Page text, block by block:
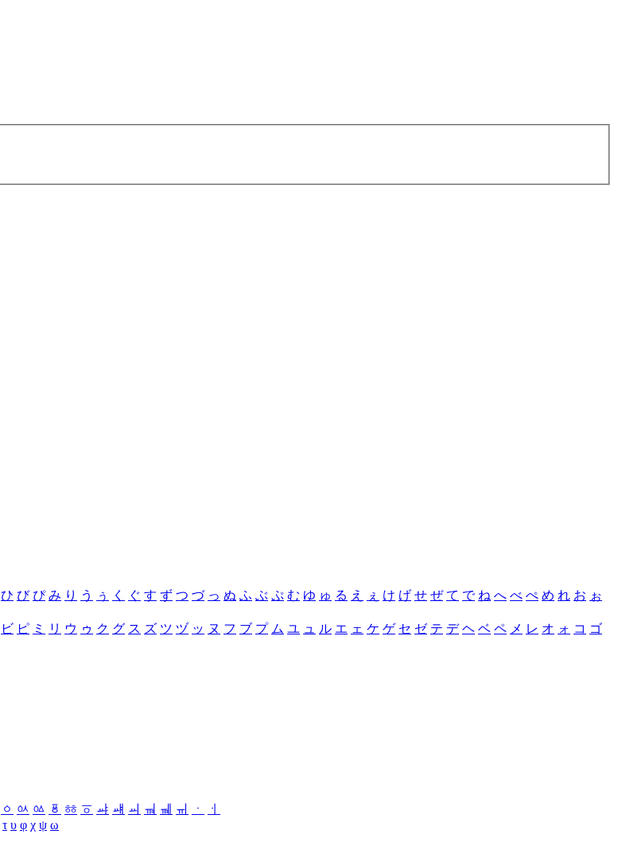
ひ び ぴ み り う ぅ く ぐ す ず つ づ っ ぬ ふ ぶ ぷ む ゆ ゅ る え ぇ け げ せ ぜ て で ね へ べ ぺ め れ お ぉ
ビ ピ ミ リ ウ ゥ ク グ ス ズ ツ ヅ ッ ヌ フ ブ プ ム ユ ュ ル エ ェ ケ ゲ セ ゼ テ デ ヘ ベ ペ メ レ オ ォ コ ゴ
ㆁ ㆂ ㆃ ㆄ ㆅ ㆆ ㆇ ㆈ ㆉ ㆊ ㆋ ㆌ ㆍ
ㆎ
τ υ φ χ ψ ω